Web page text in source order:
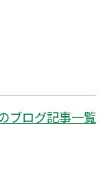
ブログ記事一覧